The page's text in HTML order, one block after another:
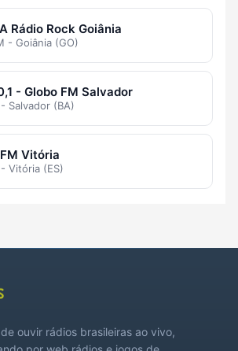
Rádio Rock Goiânia
- Goiânia (GO)
- Globo FM Salvador
Salvador (BA)
Vitória
Vitória (ES)
ouvir rádios brasileiras ao vivo,